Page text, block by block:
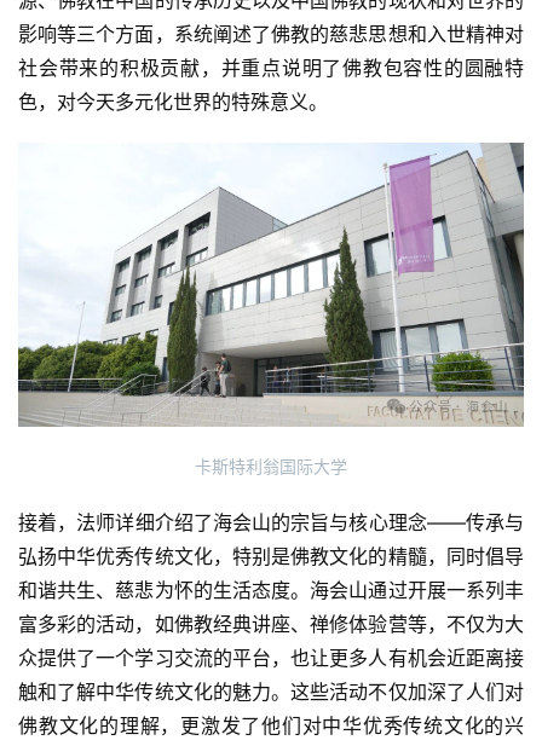
影响等三个方面，系统阐述了佛教的慈悲思想和入世精神对
社会带来的积极贡献，并重点说明了佛教包容性的圆融特
色，对今天多元化世界的特殊意义。
卡斯特利翁国际大学
接着，法师详细介绍了海会山的宗旨与核心理念——传承与
弘扬中华优秀传统文化，特别是佛教文化的精髓，同时倡导
和谐共生、慈悲为怀的生活态度。海会山通过开展一系列丰
富多彩的活动，如佛教经典讲座、禅修体验营等，不仅为大
众提供了一个学习交流的平台，也让更多人有机会近距离接
触和了解中华传统文化的魅力。这些活动不仅加深了人们对
佛教文化的理解，更激发了他们对中华优秀传统文化的兴